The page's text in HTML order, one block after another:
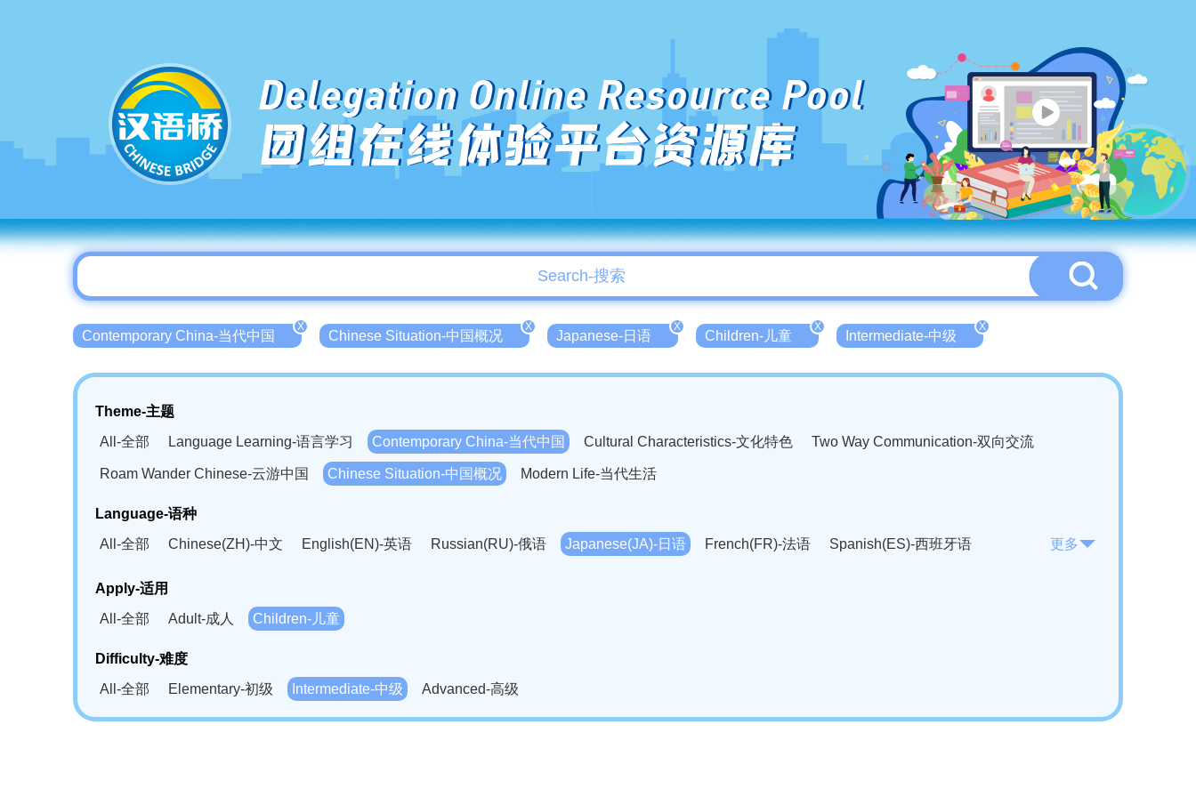
Delegation Online Resource Pool
团组在线体验平台资源库
Contemporary China-当代中国
X
Chinese Situation-中国概况
X
Japanese-日语
X
Children-儿童
X
Intermediate-中级
X
Theme-主题
All-全部
Language Learning-语言学习 Contemporary China-当代中国 Cultural Characteristics-文化特色 Two Way Communication-双向交流
Roam Wander Chinese-云游中国 Chinese Situation-中国概况 Modern Life-当代生活
Language-语种
All-全部
Chinese(ZH)-中文 English(EN)-英语 Russian(RU)-俄语 Japanese(JA)-日语 French(FR)-法语
Spanish(ES)-西班牙语
Bahasa Melayu(MS)-马来语
Swahili(SW)-斯瓦西里语
Kampuchea(KH)-柬埔寨语
更多
Apply-适用
All-全部
Adult-成人 Children-儿童
Difficulty-难度
All-全部
Elementary-初级 Intermediate-中级 Advanced-高级